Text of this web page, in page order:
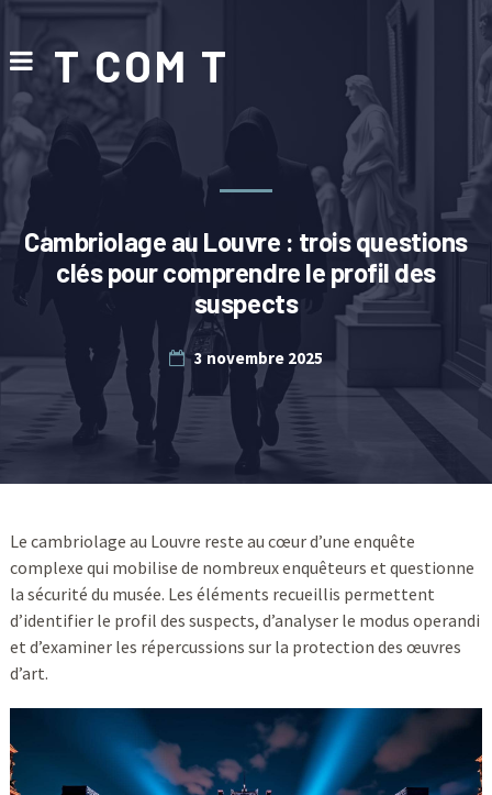
T COM T
Cambriolage au Louvre : trois questions
clés pour comprendre le profil des
suspects
3 novembre 2025
Le cambriolage au Louvre reste au cœur d’une enquête
complexe qui mobilise de nombreux enquêteurs et questionne
la sécurité du musée. Les éléments recueillis permettent
d’identifier le profil des suspects, d’analyser le modus operandi
et d’examiner les répercussions sur la protection des œuvres
d’art.